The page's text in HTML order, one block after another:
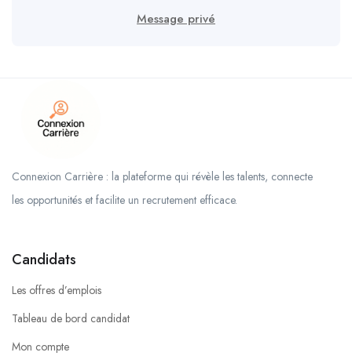
Message privé
Connexion Carrière : la plateforme qui révèle les talents, connecte
les opportunités et facilite un recrutement efficace.
Candidats
Les offres d’emplois
Tableau de bord candidat
Mon compte